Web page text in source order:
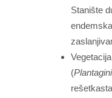
Stanište
(